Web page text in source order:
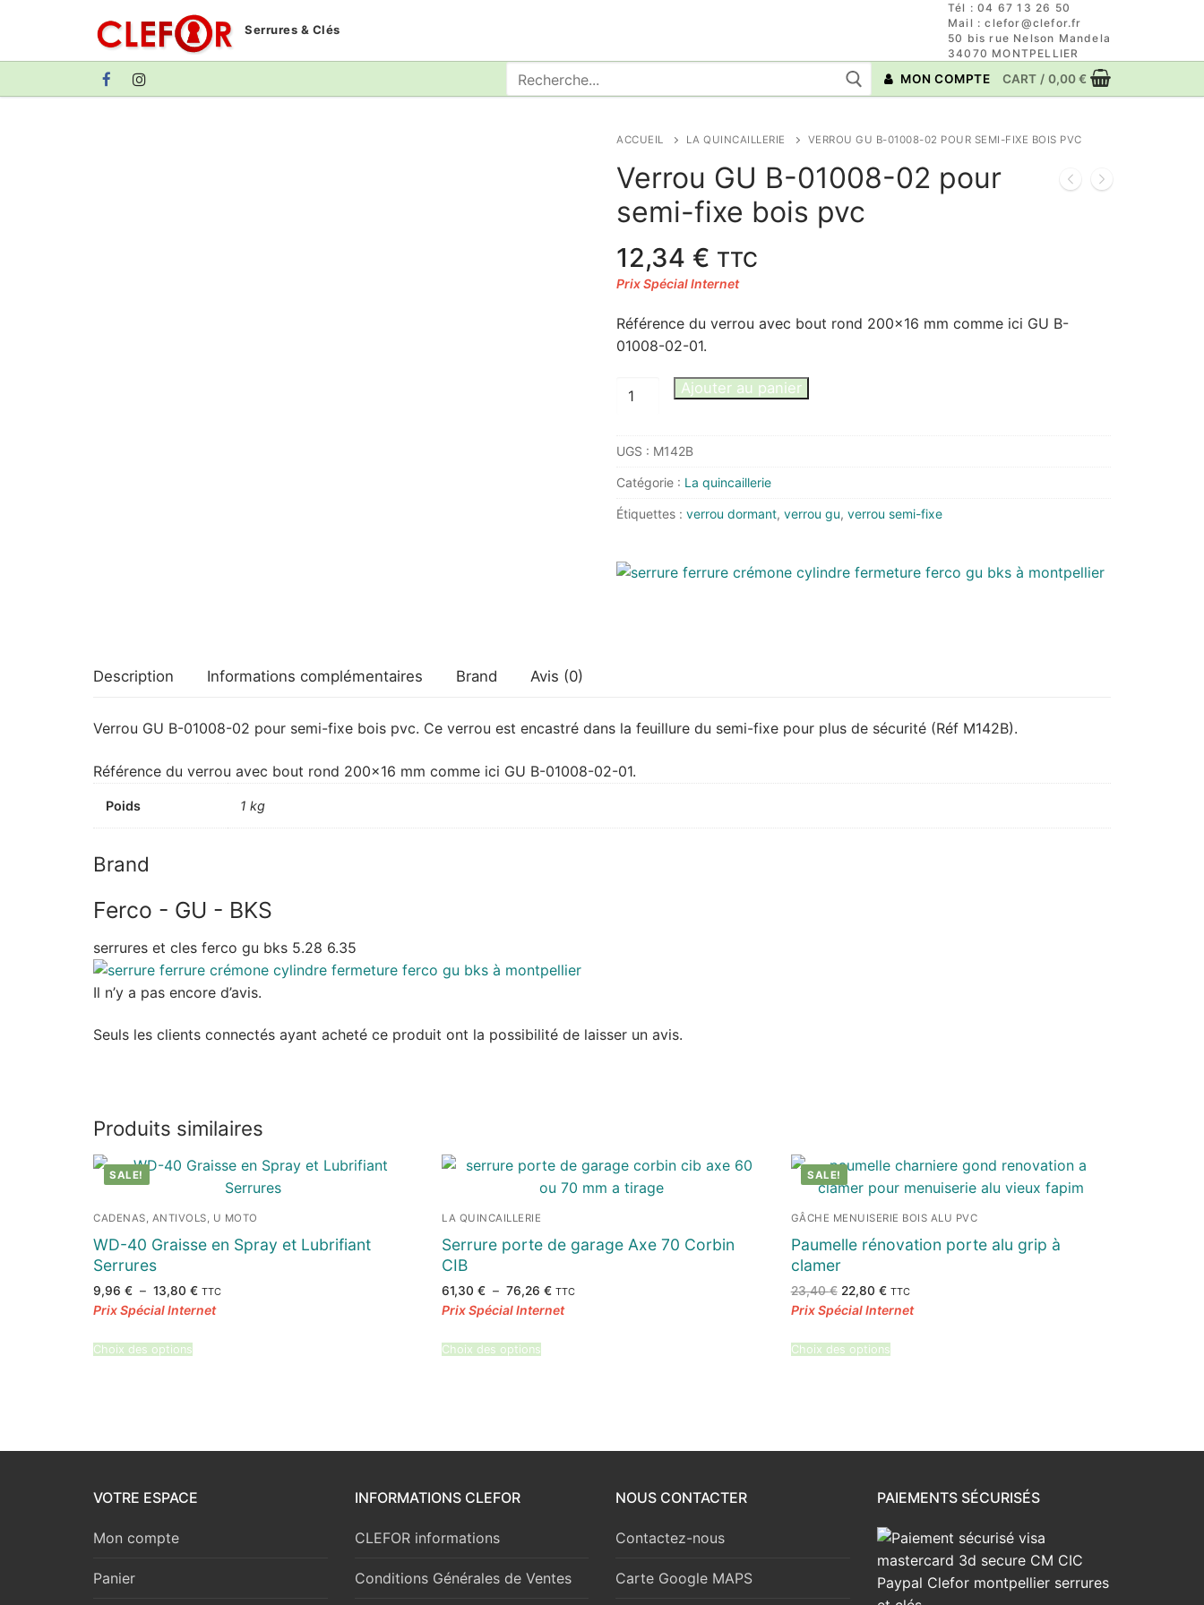
Serrures & Clés
Tél : 04 67 13 26 50
Mail : clefor@clefor.fr
50 bis rue Nelson Mandela
34070 MONTPELLIER
Rechercher
:
MON COMPTE CART / 0,00€
ACCUEIL LA QUINCAILLERIE VERROU GU B-01008-02 POUR SEMI-FIXE BOIS PVC
Verrou GU B-01008-02 pour
semi-fixe bois pvc
12,34 € TTC
Référence du verrou avec bout rond 200×16 mm comme ici GU B-
01008-02-01.
quantité
GU
B-
02
semi-
Ajouter au panier
UGS : M142B
Catégorie : La quincaillerie
Étiquettes : verrou dormant, verrou gu, verrou semi-fixe
Description Informations complémentaires Brand Avis (0)
Verrou GU B-01008-02 pour semi-fixe bois pvc. Ce verrou est encastré dans la feuillure du semi-fixe pour plus de sécurité (Réf M142B).
Référence du verrou avec bout rond 200×16 mm comme ici GU B-01008-02-01.
Poids 1 kg
Brand
Ferco - GU - BKS
serrures et cles ferco gu bks 5.28 6.35
Il n’y a pas encore d’avis.
Seuls les clients connectés ayant acheté ce produit ont la possibilité de laisser un avis.
Produits similaires
SALE!
CADENAS, ANTIVOLS, U MOTO
WD-40 Graisse en Spray et Lubrifiant
Serrures
9,96 € – 13,80 €Plage
prix :
TTC
Choix des options
LA QUINCAILLERIE
Serrure porte de garage Axe 70 Corbin
CIB
61,30€ – 76,26€Plage
prix :
TTC
Choix des options
SALE!
GÂCHE MENUISERIE BOIS ALU PVC
Paumelle rénovation porte alu grip à
clamer
23,40€ Le
prix
initial
22,80 €Le
actuel
TTC
Choix des options
VOTRE ESPACE
Mon compte
Panier
INFORMATIONS CLEFOR
CLEFOR informations
Conditions Générales de Ventes
NOUS CONTACTER
Contactez-nous
Carte Google MAPS
PAIEMENTS SÉCURISÉS